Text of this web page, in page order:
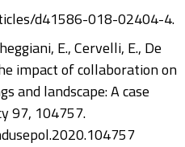
d41586-018-02404-4.
E., Cervelli, E., De
impact of collaboration on
and landscape: A case
97, 104757.